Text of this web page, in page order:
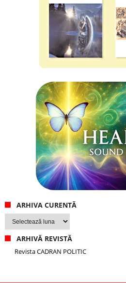
ARHIVA CURENTĂ
Arhiva
curentă
ARHIVĂ REVISTĂ
Revista CADRAN POLITIC